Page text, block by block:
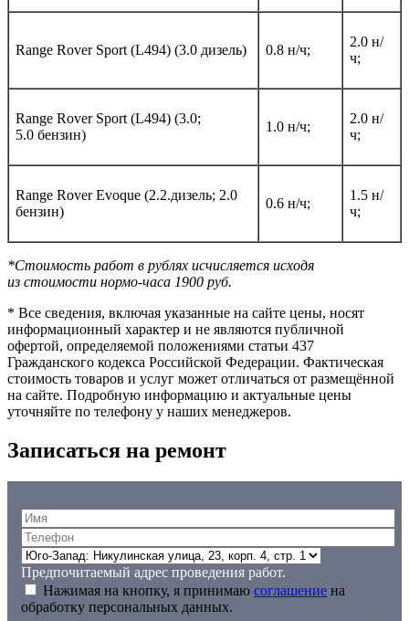
Range Rover Sport (L494) (3.0 дизель) 0.8 н/ч;
2.0 н/
ч;
Range Rover Sport (L494) (3.0;
5.0 бензин)
1.0 н/ч;
2.0 н/
ч;
Range Rover Evoque (2.2.дизель; 2.0
бензин)
0.6 н/ч;
1.5 н/
ч;
*Стоимость работ в рублях исчисляется исходя
из стоимости нормо-часа 1900 руб.​
* Все сведения, включая указанные на сайте цены, носят
информационный характер и не являются публичной
офертой, определяемой положениями статьи 437
Гражданского кодекса Российской Федерации. Фактическая
стоимость товаров и услуг может отличаться от размещённой
на сайте. Подробную информацию и актуальные цены
уточняйте по телефону у наших менеджеров.
Записаться на ремонт
Предпочитаемый адрес проведения работ.
Нажимая на кнопку, я принимаю соглашение на
обработку персональных данных.